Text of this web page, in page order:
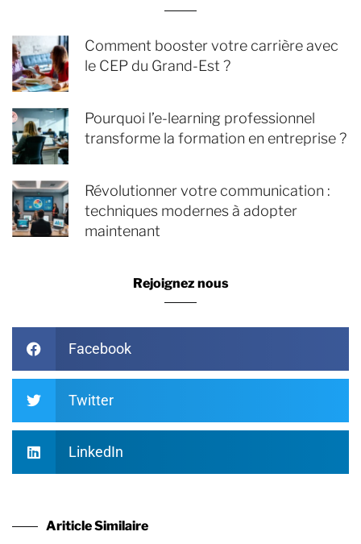
Comment booster votre carrière avec
le CEP du Grand-Est ?
Pourquoi l’e-learning professionnel
transforme la formation en entreprise ?
Révolutionner votre communication :
techniques modernes à adopter
maintenant
Rejoignez nous
Facebook
Twitter
LinkedIn
Ariticle Similaire